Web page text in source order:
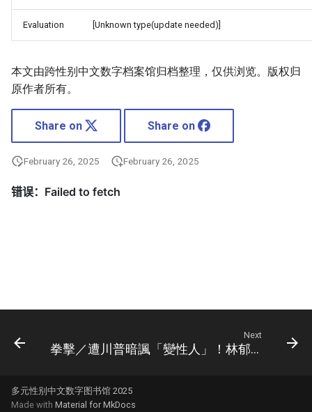
Evaluation [Unknown type(update needed)]
本文由跨性别中文数字档案馆归档整理，仅供浏览。版权归
原作者所有。
Share on Share on
February 26, 2025 February 26, 2025
Next
拳擊／遭川普暗諷「變性人」！林郁婷：在友善台灣社會我們會去包容
多元性别中文数字图书馆 2025
Made with Material for MkDocs